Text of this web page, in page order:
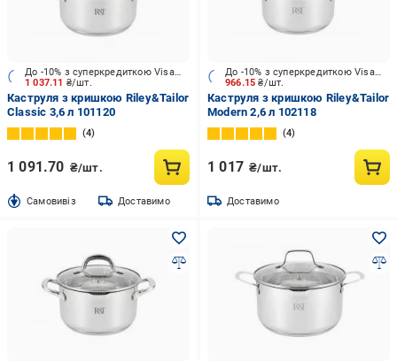
1 037.11 ₴/шт.
До -10% з суперкредиткою Visa Вигода
Каструля з кришкою Riley&Tailor
Classic 3,6 л 101120
4
1 091.70 ₴/шт.
Cамовивіз Доставимо
966.15₴/шт.
До -10% з суперкредиткою Visa Вигода
Каструля з кришкою Riley&Tailor
Modern 2,6 л 102118
4
1 017 ₴/шт.
Доставимо